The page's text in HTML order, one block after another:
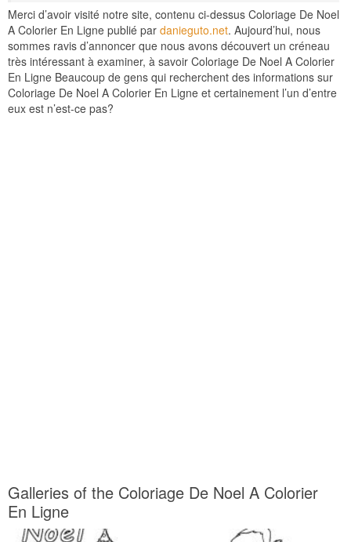
Merci d’avoir visité notre site, contenu ci-dessus Coloriage De Noel
A Colorier En Ligne publié par danieguto.net. Aujourd’hui, nous
sommes ravis d’annoncer que nous avons découvert un créneau
très intéressant à examiner, à savoir Coloriage De Noel A Colorier
En Ligne Beaucoup de gens qui recherchent des informations sur
Coloriage De Noel A Colorier En Ligne et certainement l’un d’entre
eux est n’est-ce pas?
Galleries of the Coloriage De Noel A Colorier
En Ligne